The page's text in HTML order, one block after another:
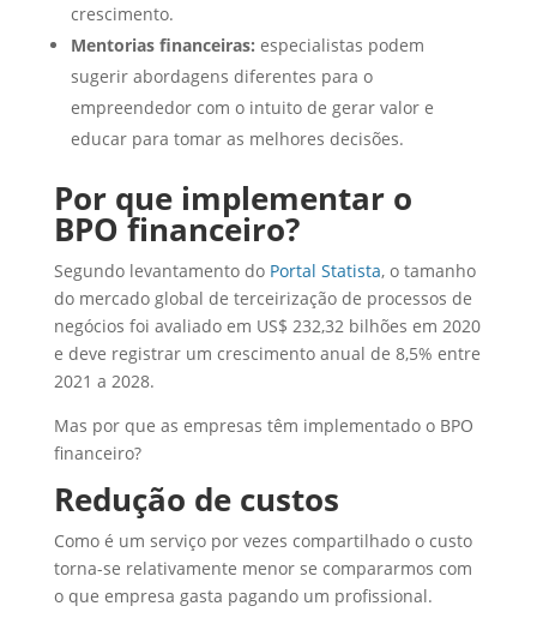
crescimento.
Mentorias financeiras: especialistas podem
sugerir abordagens diferentes para o
empreendedor com o intuito de gerar valor e
educar para tomar as melhores decisões.
Por que implementar o
BPO financeiro?
Segundo levantamento do Portal Statista, o tamanho
do mercado global de terceirização de processos de
negócios foi avaliado em US$ 232,32 bilhões em 2020
e deve registrar um crescimento anual de 8,5% entre
2021 a 2028.
Mas por que as empresas têm implementado o BPO
financeiro?
Redução de custos
Como é um serviço por vezes compartilhado o custo
torna-se relativamente menor se compararmos com
o que empresa gasta pagando um profissional.